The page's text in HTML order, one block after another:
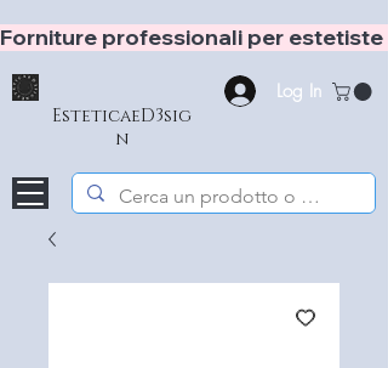
Forniture professionali per
EsteticaeD3sig
n
Log In